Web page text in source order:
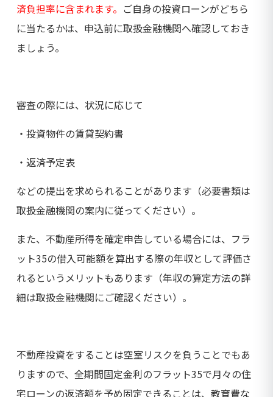
済負担率に含まれます。 ご自身の投資ローンがどちら
に当たるかは、申込前に取扱金融機関へ確認しておき
ましょう。
審査の際には、状況に応じて
・投資物件の賃貸契約書
・返済予定表
などの提出を求められることがあります（必要書類は
取扱金融機関の案内に従ってください）。
また、不動産所得を確定申告している場合には、フラ
ット35の借入可能額を算出する際の年収として評価さ
れるというメリットもあります（年収の算定方法の詳
細は取扱金融機関にご確認ください）。
不動産投資をすることは空室リスクを負うことでもあ
りますので、全期間固定金利のフラット35で月々の住
宅ローンの返済額を予め固定できることは、教育費な